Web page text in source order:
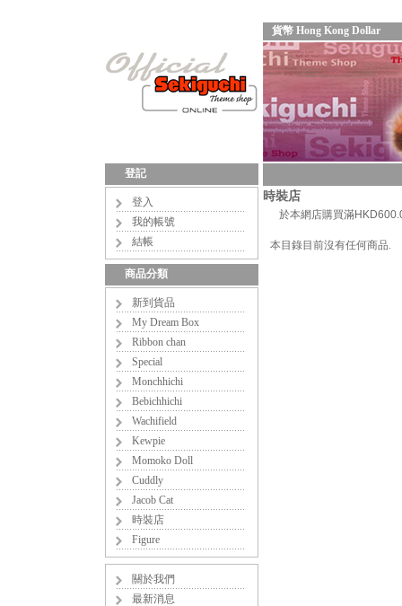
貨幣 Hong Kong Dollar
登記
登入
我的帳號
結帳
商品分類
新到貨品
My Dream Box
Ribbon chan
Special
Monchhichi
Bebichhichi
Wachifield
Kewpie
Momoko Doll
Cuddly
Jacob Cat
時裝店
Figure
關於我們
最新消息
時裝店
於本網店購買滿
本目錄目前沒有任何商品.